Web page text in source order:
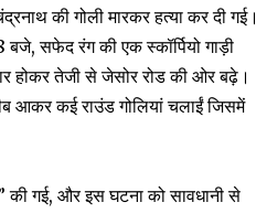
की गोली मारकर हत्या कर दी गई।
सफेद रंग की एक स्कॉर्पियो गाड़ी
तेजी से जेसोर रोड की ओर बढ़े।
आकर कई राउंड गोलियां चलाईं जिसमें
की गई, और इस घटना को सावधानी से